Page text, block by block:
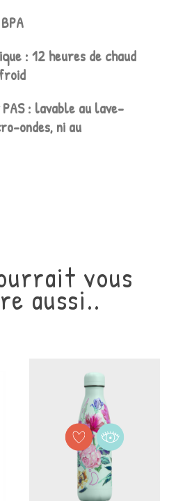
: 12 heures de chaud
: lavable au lave-
ondes, ni au
vous
aussi..